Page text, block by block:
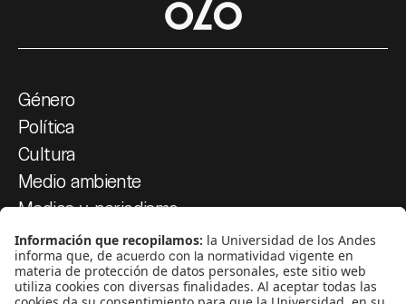
Género
Política
Cultura
Medio ambiente
Medios y periodismo
Ciudad
Movilización social